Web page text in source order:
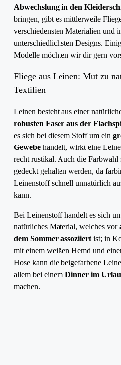
Abwechslung in den
bringen, gibt es mittlerweile
verschiedensten Materialien und
unterschiedlichsten Designs.
Modelle möchten wir dir gern
Fliege aus Leinen: Mut zu
Textilien
Leinen besteht aus einer
robusten Faser aus der
es sich bei diesem Stoff um ein
Gewebe handelt, wirkt eine
recht rustikal. Auch die Farbwahl
gedeckt gehalten werden, da
Leinenstoff schnell unnatürlich
kann.
Bei Leinenstoff handelt es sich
natürliches Material, welches vor
dem Sommer assoziiert ist; in
mit einem weißen Hemd und
Hose kann die beigefarbene
allem bei einem Dinner im
machen.